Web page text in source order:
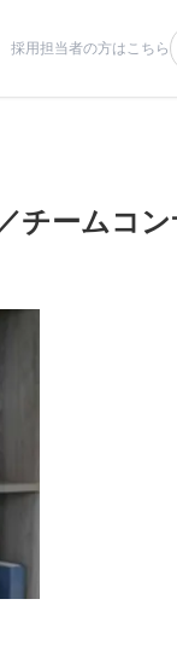
採用担当者の方はこちら
チームコ